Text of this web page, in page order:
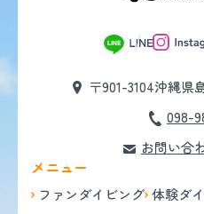
〒901-3104沖縄県
098-
お問い合
メニュー
ファンダイビング 体験ダ